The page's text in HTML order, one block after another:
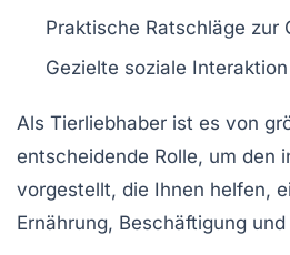
Praktische Ratschläge zur
Gezielte soziale Interaktion
Als Tierliebhaber ist es von
entscheidende Rolle, um den
vorgestellt, die Ihnen helfen,
Ernährung, Beschäftigung